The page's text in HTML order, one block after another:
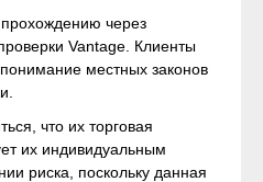
через
Vantage. Клиенты
понимание местных законов
что их торговая
их индивидуальным
риска, поскольку данная